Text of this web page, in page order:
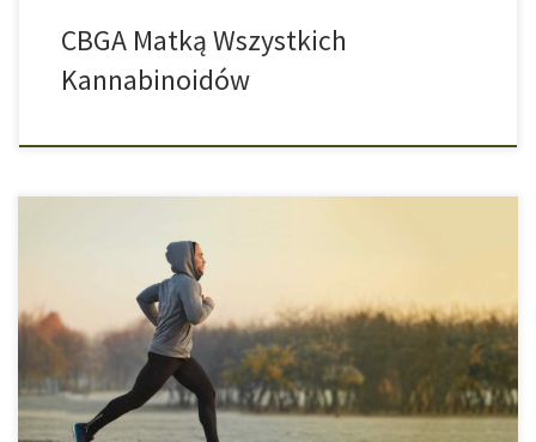
CBGA Matką Wszystkich
Kannabinoidów
Konopie indyjskie stały się w międzyczasie pospolitym i
nieodzownym elementem w wielu dziedzinach życia. Nawet
gwiazdy sportu sięgają po marihuanę i albo mówią o tym otwarcie,
albo dowiadujemy się o tym po wykonaniu testów
antydopingowych. Jednak od tego czasu w sporcie wiele się
zmieniło, ponieważ coraz więcej sportowców przestaje ukrywać
[…]